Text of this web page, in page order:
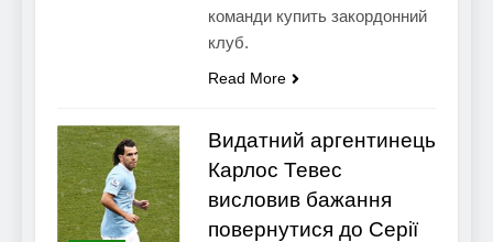
команди купить закордонний
клуб.
Read More
Видатний аргентинець
Карлос Тевес
висловив бажання
повернутися до Серії